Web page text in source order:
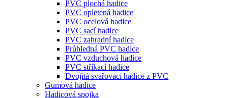
PVC plochá hadice
PVC opletená hadice
PVC ocelová hadice
PVC sací hadice
PVC zahradní hadice
Průhledná PVC hadice
PVC vzduchová hadice
PVC stříkací hadice
Dvojitá svařovací hadice z PVC
Gumová hadice
Hadicová spojka